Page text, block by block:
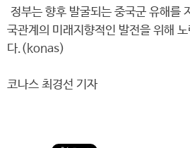
정부는 향후 발굴되는 중국군 유해를
국관계의 미래지향적인 발전을 위해
다.(konas)
코나스 최경선 기자